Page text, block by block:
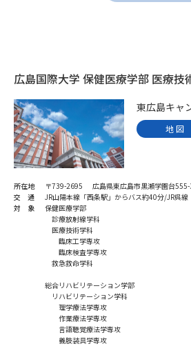
学問発見
大学で学びたい学問発見
学問のミニ講義「夢ナビ講義」
学問の教科書
ユーザーサポー
広島国際大学 保健医療学部 医療技
東広島キャ
地 図
所在地
〒739-2695 広島県東広島市黒瀬学園台
交 通
JR山陽本線「西条駅」からバス約40分/JR呉
対 象
保健医療学部
診療放射線学科
医療技術学科
臨床工学専攻
臨床検査学専攻
救急救命学科
総合リハビリテーション学部
リハビリテーション学科
理学療法学専攻
作業療法学専攻
言語聴覚療法学専攻
義肢装具学専攻